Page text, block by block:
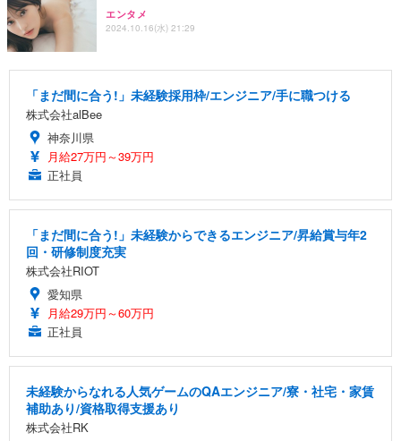
エンタメ
2024.10.16(水) 21:29
「まだ間に合う!」未経験採用枠/エンジニア/手に職つける
株式会社alBee
神奈川県
月給27万円～39万円
正社員
「まだ間に合う!」未経験からできるエンジニア/昇給賞与年2
回・研修制度充実
株式会社RIOT
愛知県
月給29万円～60万円
正社員
未経験からなれる人気ゲームのQAエンジニア/寮・社宅・家賃
補助あり/資格取得支援あり
株式会社RK